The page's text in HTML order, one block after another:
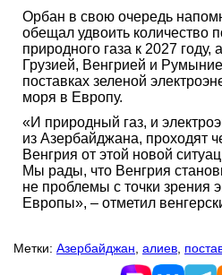
Орбан в свою очередь
обещал удвоить количество
природного газа к 2027 году,
Грузией, Венгрией и
поставках зеленой
моря в Европу.
«И природный газ, и
из Азербайджана, проходят
Венгрия от этой новой
Мы рады, что Венгрия
не проблемы с точки зрения
Европы», – отметил
Метки: Азербайджан алиев